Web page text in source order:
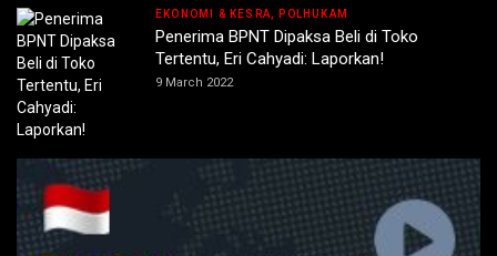
EKONOMI & KESRA, POLHUKAM
Penerima BPNT Dipaksa Beli di Toko
Tertentu, Eri Cahyadi: Laporkan!
9 March 2022